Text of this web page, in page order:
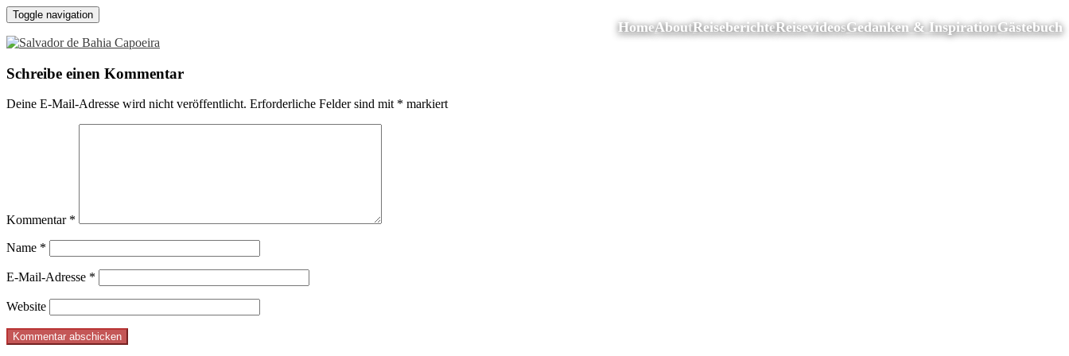
Toggle navigation
HomeAboutReiseberichteReisevideosGedanken & InspirationGästebuch
Schreibe einen Kommentar
Deine E-Mail-Adresse wird nicht veröffentlicht. Erforderliche Felder sind mit * markiert
Kommentar *
Name *
E-Mail-Adresse *
Website